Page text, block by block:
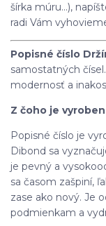
šírka múru...),
radi Vám
Popisné číslo
samostatných
modernosť a
Z čoho je
Popisné číslo je
Dibond sa
je pevný a
sa časom zašpiní,
zase ako nový. Je
podmienkam a